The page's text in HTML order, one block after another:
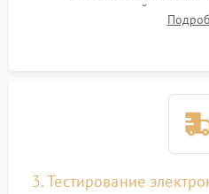
стеклокерамической
сенсорного блока для
3. Тестирование